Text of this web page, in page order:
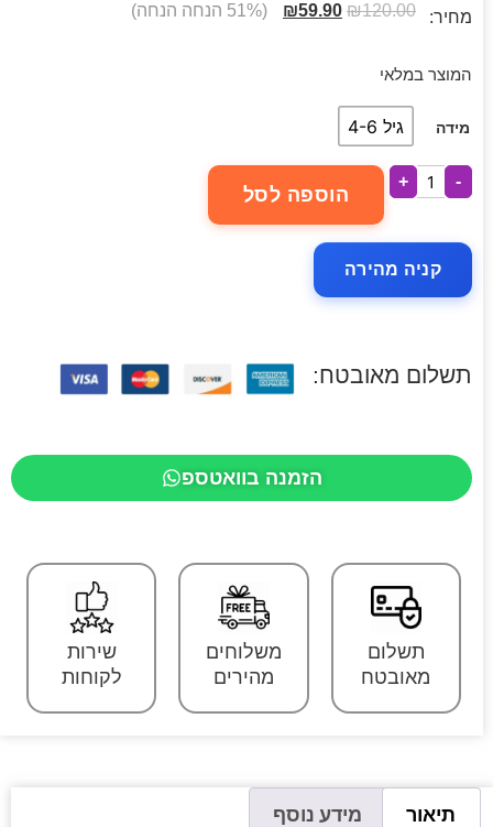
מחיר: ₪120.00
₪59.90 (51% הנחה הנחה)
המוצר במלאי
מידה גיל 4-6
-
+
הוספה לסל
קניה מהירה
תשלום מאובטח:
הזמנה בוואטספ
תשלום
מאובטח
משלוחים
מהירים
שירות
לקוחות
תיאור מידע נוסף